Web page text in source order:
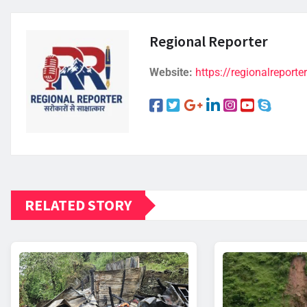
Regional Reporter
Website: https://
RELATED STORY